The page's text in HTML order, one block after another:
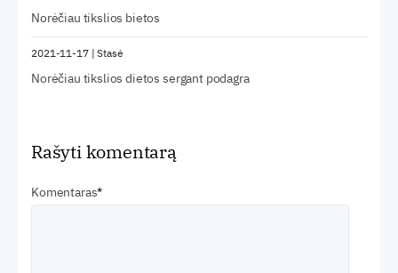
Norėčiau tikslios bietos
2021-11-17|Stasė
Norėčiau tikslios dietos sergant podagra
Rašyti komentarą
Komentaras